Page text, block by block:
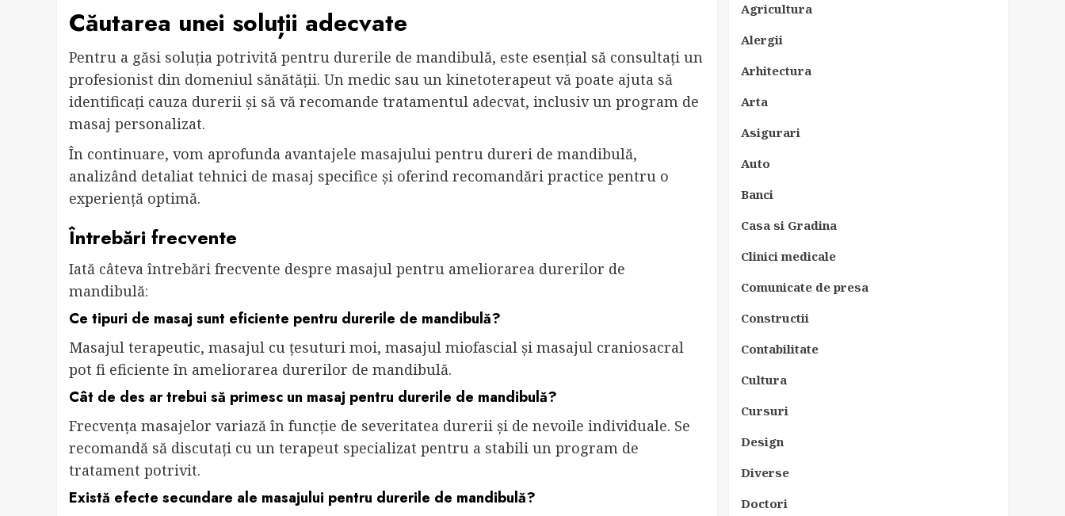
Căutarea unei soluții adecvate
Pentru a găsi soluția potrivită pentru durerile de mandibulă, este esențial să consultați un
profesionist din domeniul sănătății. Un medic sau un kinetoterapeut vă poate ajuta să
identificați cauza durerii și să vă recomande tratamentul adecvat, inclusiv un program de
masaj personalizat.
În continuare, vom aprofunda avantajele masajului pentru dureri de mandibulă,
analizând detaliat tehnici de masaj specifice și oferind recomandări practice pentru o
experiență optimă.
Întrebări frecvente
Iată câteva întrebări frecvente despre masajul pentru ameliorarea durerilor de
mandibulă:
Ce tipuri de masaj sunt eficiente pentru durerile de mandibulă?
Masajul terapeutic, masajul cu țesuturi moi, masajul miofascial și masajul craniosacral
pot fi eficiente în ameliorarea durerilor de mandibulă.
Cât de des ar trebui să primesc un masaj pentru durerile de mandibulă?
Frecvența masajelor variază în funcție de severitatea durerii și de nevoile individuale. Se
recomandă să discutați cu un terapeut specializat pentru a stabili un program de
tratament potrivit.
Există efecte secundare ale masajului pentru durerile de mandibulă?
Agricultura
Alergii
Arhitectura
Arta
Asigurari
Auto
Banci
Casa si Gradina
Clinici medicale
Comunicate de presa
Constructii
Contabilitate
Cultura
Cursuri
Design
Diverse
Doctori